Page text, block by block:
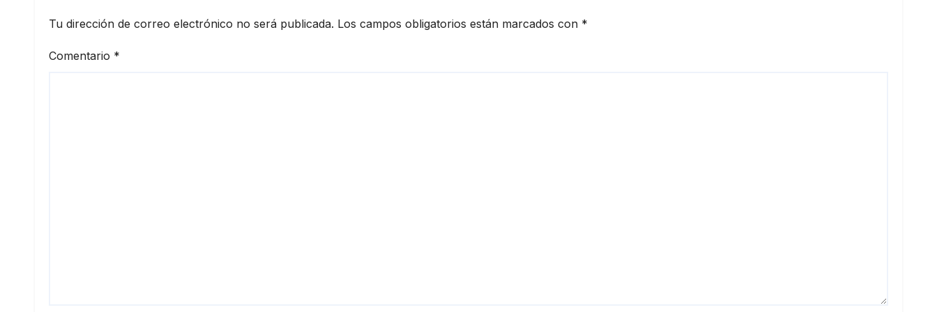
Tu dirección de correo electrónico no será publicada. Los campos obligatorios están marcados con *
Comentario *